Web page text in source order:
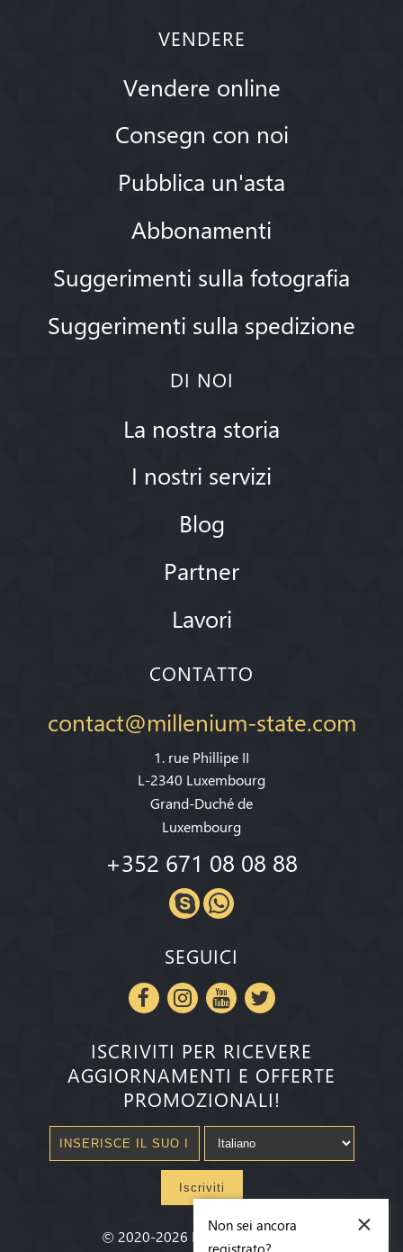
VENDERE
Vendere online
Consegn con noi
Pubblica un'asta
Abbonamenti
Suggerimenti sulla fotografia
Suggerimenti sulla spedizione
DI NOI
La nostra storia
I nostri servizi
Blog
Partner
Lavori
CONTATTO
contact@millenium-state.com
1. rue Phillipe II
L-2340 Luxembourg
Grand-Duché de
Luxembourg
+352 671 08 08 88
SEGUICI
ISCRIVITI PER RICEVERE
AGGIORNAMENTI E OFFERTE
PROMOZIONALI!
Iscriviti
© 2020-2026 Millenium State® ×
Non sei ancora
registrato?